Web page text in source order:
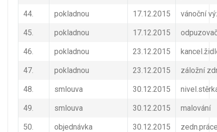
44. pokladnou 17.12.2015 vánoční
45. pokladnou 17.12.2015
46. pokladnou 23.12.2015
47. pokladnou 23.12.2015 záložní
48. smlouva 30.12.2015
49. smlouva 30.12.2015 malování
50. objednávka 30.12.2015